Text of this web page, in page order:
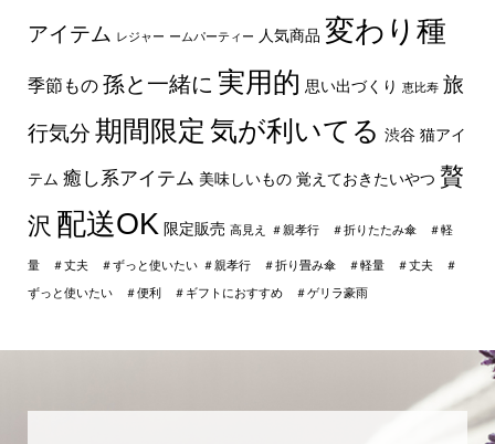
アイテム レジャー ームパーティー 人気商品 変わり種
季節もの 孫と一緒に 実用的 思い出づくり 恵比寿 旅
行気分 期間限定 気が利いてる 渋谷 猫アイ
テム 癒し系アイテム 美味しいもの 覚えておきたいやつ 贅
沢 配送OK 限定販売 高見え ＃親孝行 ＃折りたたみ傘 ＃軽
量 ＃丈夫 ＃ずっと使いたい ＃親孝行 ＃折り畳み傘 ＃軽量 ＃丈夫 ＃
ずっと使いたい ＃便利 ＃ギフトにおすすめ ＃ゲリラ豪雨